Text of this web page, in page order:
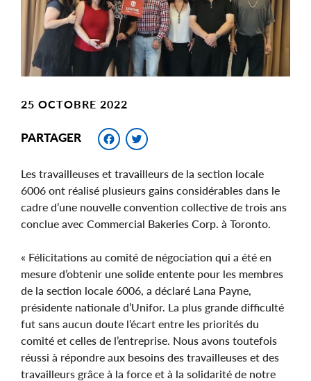
25 OCTOBRE 2022
PARTAGER Facebook
Les travailleuses et travailleurs de la section locale
6006 ont réalisé plusieurs gains considérables dans le
cadre d’une nouvelle convention collective de trois ans
conclue avec Commercial Bakeries Corp. à Toronto.
« Félicitations au comité de négociation qui a été en
mesure d’obtenir une solide entente pour les membres
de la section locale 6006, a déclaré Lana Payne,
présidente nationale d’Unifor. La plus grande difficulté
fut sans aucun doute l’écart entre les priorités du
comité et celles de l’entreprise. Nous avons toutefois
réussi à répondre aux besoins des travailleuses et des
travailleurs grâce à la force et à la solidarité de notre